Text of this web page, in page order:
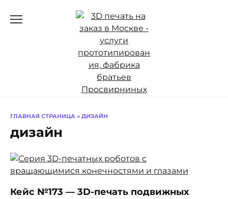
ГЛАВНАЯ СТРАНИЦА » ДИЗАЙН
дизайн
Кейс №173 — 3D-печать подвижных